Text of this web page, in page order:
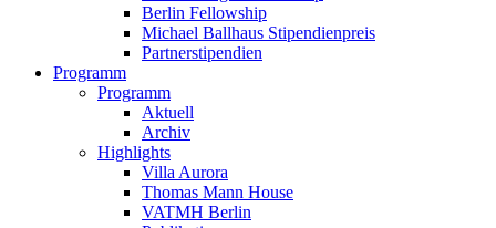
Berlin Fellowship
Michael Ballhaus Stipendienpreis
Partnerstipendien
Programm
Programm
Aktuell
Archiv
Highlights
Villa Aurora
Thomas Mann House
VATMH Berlin